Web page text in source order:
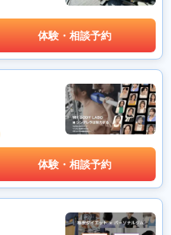
体験・相談予約
体験・相談予約